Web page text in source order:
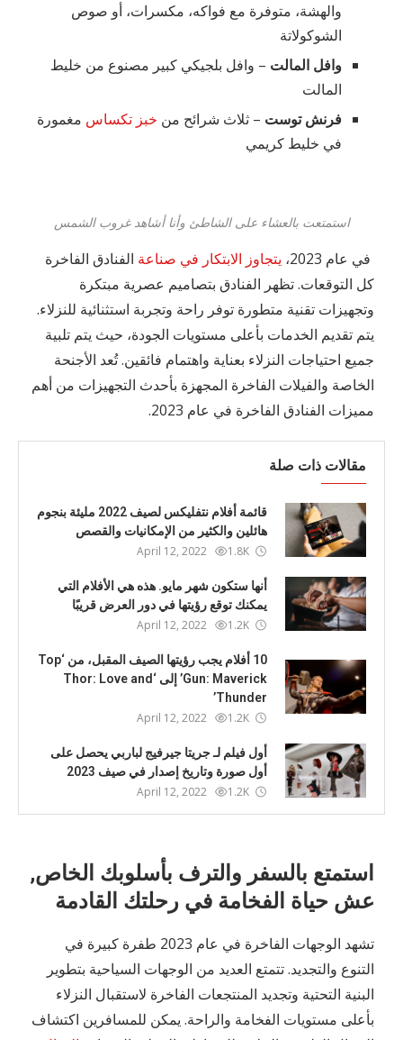
والهشة، متوفرة مع فواكه، مكسرات، أو صوص
الشوكولاتة
وافل المالت – وافل بلجيكي كبير مصنوع من خليط
المالت
فرنش توست – ثلاث شرائح من خبز تكساس مغمورة
في خليط كريمي
استمتعت بالعشاء على الشاطئ وأنا أشاهد غروب الشمس
في عام 2023، يتجاوز الابتكار في صناعة الفنادق الفاخرة
كل التوقعات. تظهر الفنادق بتصاميم عصرية مبتكرة
وتجهيزات تقنية متطورة توفر راحة وتجربة استثنائية للنزلاء.
يتم تقديم الخدمات بأعلى مستويات الجودة، حيث يتم تلبية
جميع احتياجات النزلاء بعناية واهتمام فائقين. تُعد الأجنحة
الخاصة والفيلات الفاخرة المجهزة بأحدث التجهيزات من أهم
مميزات الفنادق الفاخرة في عام 2023.
مقالات ذات صلة
قائمة أفلام نتفليكس لصيف 2022 مليئة بنجوم
هائلين والكثير من الإمكانيات والقصص
April 12, 2022 1.8K
أنها ستكون شهر مايو. هذه هي الأفلام التي
يمكنك توقع رؤيتها في دور العرض قريبًا
April 12, 2022 1.2K
10 أفلام يجب رؤيتها الصيف المقبل، من ‘Top
Gun: Maverick’ إلى ‘Thor: Love and
Thunder’
April 12, 2022 1.2K
أول فيلم لـ جريتا جيرفيج لباربي يحصل على
أول صورة وتاريخ إصدار في صيف 2023
April 12, 2022 1.2K
استمتع بالسفر والترف بأسلوبك الخاص,
عش حياة الفخامة في رحلتك القادمة
تشهد الوجهات الفاخرة في عام 2023 طفرة كبيرة في
التنوع والتجديد. تتمتع العديد من الوجهات السياحية بتطوير
البنية التحتية وتجديد المنتجعات الفاخرة لاستقبال النزلاء
بأعلى مستويات الفخامة والراحة. يمكن للمسافرين اكتشاف